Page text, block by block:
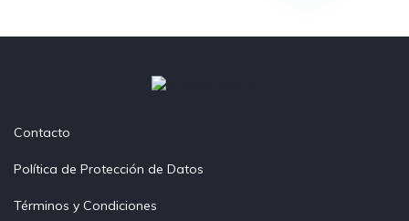
Contacto
Política de Protección de Datos
Términos y Condiciones